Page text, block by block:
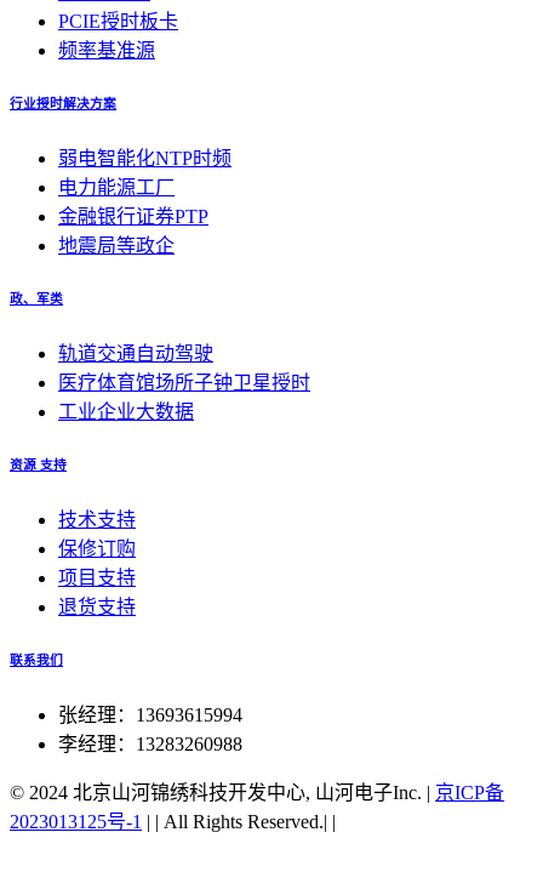
PCIE授时板卡
频率基准源
行业授时解决方案
弱电智能化NTP时频
电力能源工厂
金融银行证券PTP
地震局等政企
政、军类
轨道交通自动驾驶
医疗体育馆场所子钟卫星授时
工业企业大数据
资源 支持
技术支持
保修订购
项目支持
退货支持
联系我们
张经理：13693615994
李经理：13283260988
© 2024 北京山河锦绣科技开发中心, 山河电子Inc. | 京ICP备
2023013125号-1 | | All Rights Reserved.| |